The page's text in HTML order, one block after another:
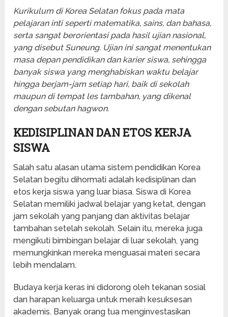
Kurikulum di Korea Selatan fokus pada mata
pelajaran inti seperti matematika, sains, dan bahasa,
serta sangat berorientasi pada hasil ujian nasional,
yang disebut Suneung. Ujian ini sangat menentukan
masa depan pendidikan dan karier siswa, sehingga
banyak siswa yang menghabiskan waktu belajar
hingga berjam-jam setiap hari, baik di sekolah
maupun di tempat les tambahan, yang dikenal
dengan sebutan hagwon.
KEDISIPLINAN DAN ETOS KERJA
SISWA
Salah satu alasan utama sistem pendidikan Korea
Selatan begitu dihormati adalah kedisiplinan dan
etos kerja siswa yang luar biasa. Siswa di Korea
Selatan memiliki jadwal belajar yang ketat, dengan
jam sekolah yang panjang dan aktivitas belajar
tambahan setelah sekolah. Selain itu, mereka juga
mengikuti bimbingan belajar di luar sekolah, yang
memungkinkan mereka menguasai materi secara
lebih mendalam.
Budaya kerja keras ini didorong oleh tekanan sosial
dan harapan keluarga untuk meraih kesuksesan
akademis. Banyak orang tua menginvestasikan